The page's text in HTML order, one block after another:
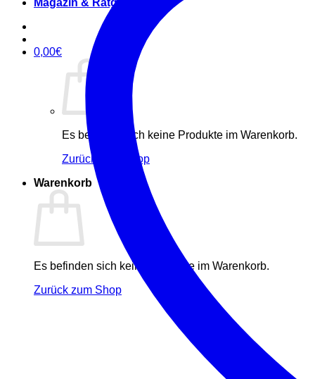
Magazin & Ratgeber
0,00€
Es befinden sich keine Produkte im Warenkorb.
Zurück zum Shop
Warenkorb
Es befinden sich keine Produkte im Warenkorb.
Zurück zum Shop